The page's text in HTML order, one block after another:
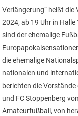
Verlängerung“ heißt
2024, ab 19 Uhr in
sind der ehemalige
die ehemalige
nationalen und
berichten die Vorstände
und FC Stoppenberg
Amateurfußball, von